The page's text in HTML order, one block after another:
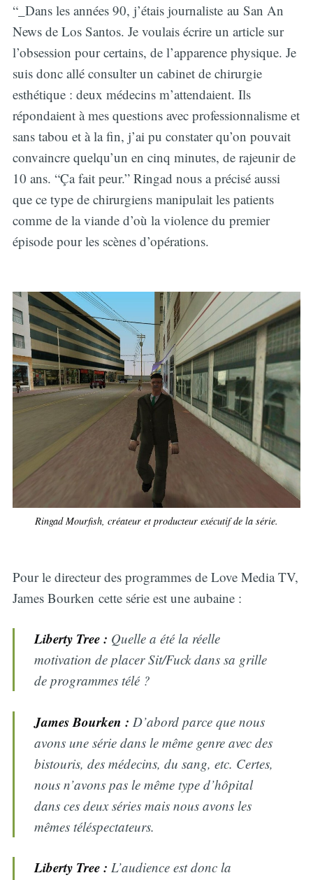
“_Dans les années 90, j’étais journaliste au San An
News de Los Santos. Je voulais écrire un article sur
l’obsession pour certains, de l’apparence physique. Je
suis donc allé consulter un cabinet de chirurgie
esthétique : deux médecins m’attendaient. Ils
répondaient à mes questions avec professionnalisme et
sans tabou et à la fin, j’ai pu constater qu’on pouvait
convaincre quelqu’un en cinq minutes, de rajeunir de
10 ans. “Ça fait peur.” Ringad nous a précisé aussi
que ce type de chirurgiens manipulait les patients
comme de la viande d’où la violence du premier
épisode pour les scènes d’opérations.
Ringad Mourfish, créateur et producteur exécutif de la série.
Pour le directeur des programmes de Love Media TV,
James Bourken cette série est une aubaine :
Liberty Tree : Quelle a été la réelle
motivation de placer Sit/Fuck dans sa grille
de programmes télé ?
James Bourken : D’abord parce que nous
avons une série dans le même genre avec des
bistouris, des médecins, du sang, etc. Certes,
nous n’avons pas le même type d’hôpital
dans ces deux séries mais nous avons les
mêmes téléspectateurs.
Liberty Tree : L’audience est donc la